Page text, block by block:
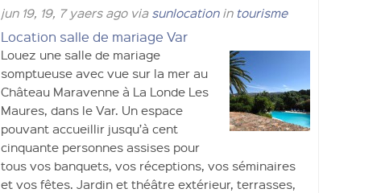
jun 19, 19, 7 yaers ago via sunlocationin tourisme
Location salle de mariage Var
Louez une salle de mariage
somptueuse avec vue sur la mer au
Château Maravenne à La Londe Les
Maures, dans le Var. Un espace
pouvant accueillir jusqu’à cent
cinquante personnes assises pour
tous vos banquets, vos réceptions, vos séminaires
et vos fêtes. Jardin et théâtre extérieur, terrasses,